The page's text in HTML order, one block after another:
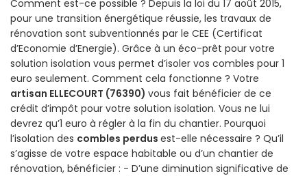
Comment est-ce possible ? Depuis la loi du 17 août 2015,
pour une transition énergétique réussie, les travaux de
rénovation sont subventionnés par le CEE (Certificat
d’Economie d’Energie). Grâce à un éco-prêt pour votre
solution isolation vous permet d’isoler vos combles pour 1
euro seulement. Comment cela fonctionne ? Votre
artisan ELLECOURT (76390) vous fait bénéficier de ce
crédit d’impôt pour votre solution isolation. Vous ne lui
devrez qu’1 euro à régler à la fin du chantier. Pourquoi
l’isolation des combles perdus est-elle nécessaire ? Qu’il
s’agisse de votre espace habitable ou d’un chantier de
rénovation, bénéficier : - D’une diminution significative de